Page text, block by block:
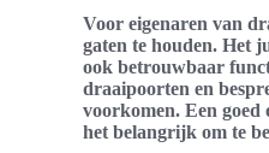
Voor eigenaren van
gaten te houden. Het
ook betrouwbaar
draaipoorten en
voorkomen. Een goed
het belangrijk om te